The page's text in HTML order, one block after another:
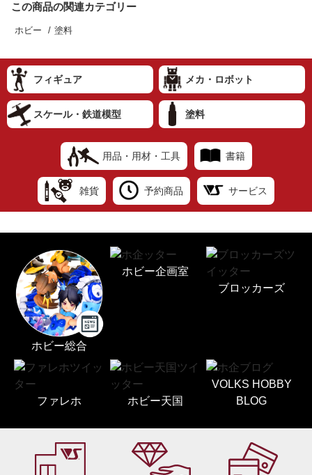
この商品の関連カテゴリー
ホビー 塗料
フィギュア メカ・ロボット
スケール・鉄道模型 塗料
用品・用材・工具 書籍
雑貨 予約商品 サービス
ホビー総合
ホビー企画室
ブロッカーズ
ファレホ ホビー天国
VOLKS HOBBY
BLOG